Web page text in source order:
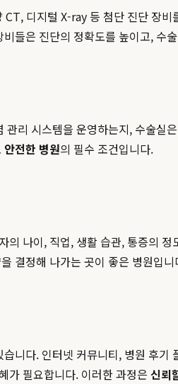
디지털 X-ray 등 첨단 진단 장
들은 진단의 정확도를 높이고, 수
리 시스템을 운영하는지, 수술
안전한 병원의 필수 조건입니다.
나이, 직업, 생활 습관, 통증의
결정해 나가는 곳이 좋은 병원입니
니다. 인터넷 커뮤니티, 병원 후
가 필요합니다. 이러한 과정은 신뢰